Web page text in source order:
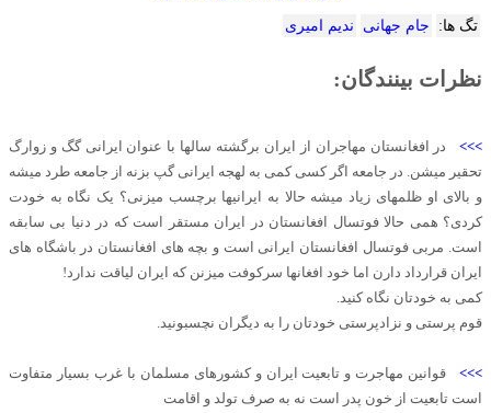
تگ ها: جام جهانی ندیم امیری
نظرات بینندگان:
>>> در افغانستان مهاجران از ایران برگشته سالها با عنوان ایرانی گگ و زوارگ
تحقیر میشن. در جامعه اگر کسی کمی به لهجه ایرانی گپ بزنه از جامعه طرد میشه
و بالای او ظلمهای زیاد میشه حالا به ایرانیها برچسب میزنی؟ یک نگاه به خودت
کردی؟ همی حالا فوتسال افغانستان در ایران مستقر است که در دنیا بی سابقه
است. مربی فوتسال افغانستان ایرانی است و بچه های افغانستان در باشگاه های
ایران قرارداد دارن اما خود افغانها سرکوفت میزنن که ایران لیاقت ندارد!
کمی به خودتان نگاه کنید.
قوم پرستی و نزادپرستی خودتان را به دیگران نچسبونید.
>>> قوانین مهاجرت و تابعیت ایران و کشورهای مسلمان با غرب بسیار متفاوت
است تابعیت از خون پدر است نه به صرف تولد و اقامت